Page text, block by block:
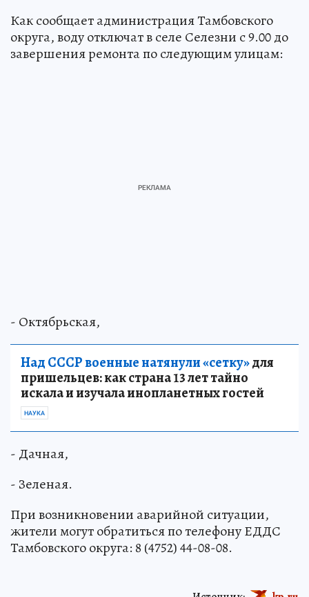
Как сообщает администрация Тамбовского
округа, воду отключат в селе Селезни с 9.00 до
завершения ремонта по следующим улицам:
- Октябрьская,
Над СССР военные натянули «сетку»для
пришельцев: как страна 13 лет тайно
искала и изучала инопланетных гостей
НАУКА
- Дачная,
- Зеленая.
При возникновении аварийной ситуации,
жители могут обратиться по телефону ЕДДС
Тамбовского округа: 8 (4752) 44-08-08.